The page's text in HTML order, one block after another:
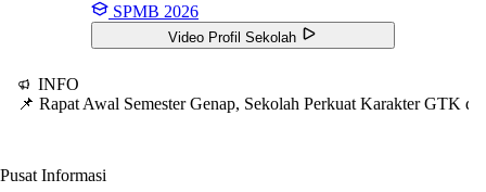
SPMB 2026
Video Profil Sekolah
INFO
📌 Rapat Awal Semester Genap, Sekolah Perkuat Karakter GTK
Pusat Informasi